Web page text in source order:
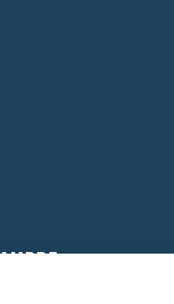
vous offrons la possibilité